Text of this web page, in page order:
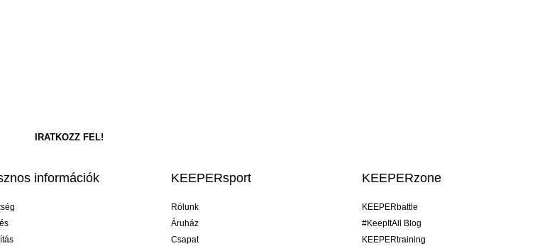
információk KEEPERsport
Rólunk
Áruház
Csapat
KEEPERzone
KEEPERbattle
#KeepItAll Blog
KEEPERtraining